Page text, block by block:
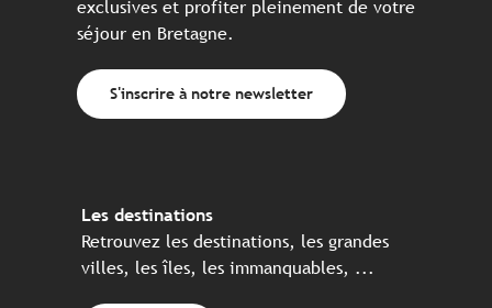
exclusives et profiter pleinement de votre
séjour en Bretagne.
S'inscrire à notre newsletter
Les destinations
Retrouvez les destinations, les grandes
villes, les îles, les immanquables, ...